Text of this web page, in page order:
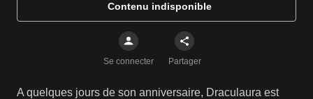
Contenu indisponible
Se connecter Partager
A quelques jours de son anniversaire, Draculaura est